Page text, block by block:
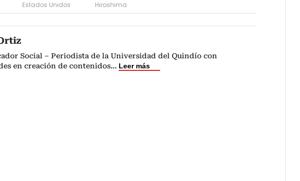
Estados Unidos Hiroshima
Social – Periodista de la Universidad del Quindío con
en creación de contenidos... Leer más